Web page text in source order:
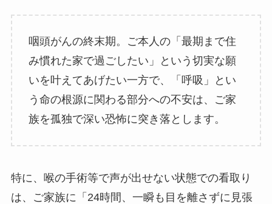
咽頭がんの終末期。ご本人の「最期まで住
み慣れた家で過ごしたい」という切実な願
いを叶えてあげたい一方で、「呼吸」とい
う命の根源に関わる部分への不安は、ご家
族を孤独で深い恐怖に突き落とします。
特に、喉の手術等で声が出せない状態での看取り
は、ご家族に「24時間、一瞬も目を離さずに見張